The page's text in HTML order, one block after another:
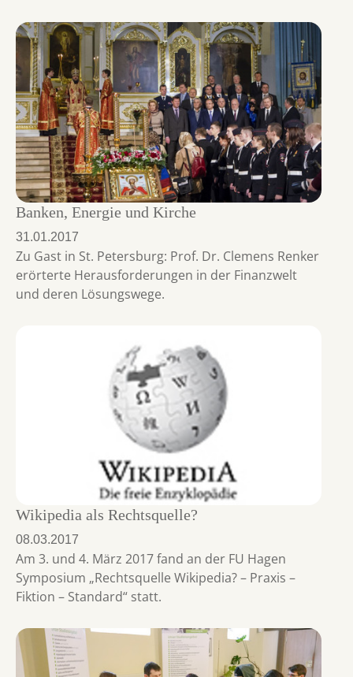
Banken, Energie und Kirche
31.01.2017
Zu Gast in St. Petersburg: Prof. Dr. Clemens Renker
erörterte Herausforderungen in der Finanzwelt
und deren Lösungswege.
Wikipedia als Rechtsquelle?
08.03.2017
Am 3. und 4. März 2017 fand an der FU Hagen
Symposium „Rechtsquelle Wikipedia? – Praxis –
Fiktion – Standard“ statt.